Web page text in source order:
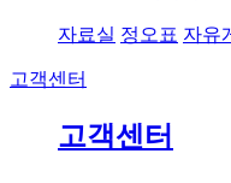
자료실 정오표 자유
고객센터
고객센터